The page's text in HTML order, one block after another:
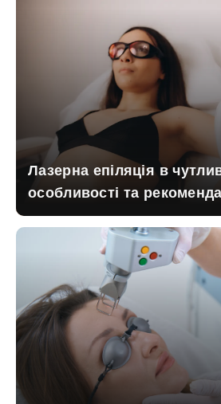
Лазерна епіляція в
особливості та